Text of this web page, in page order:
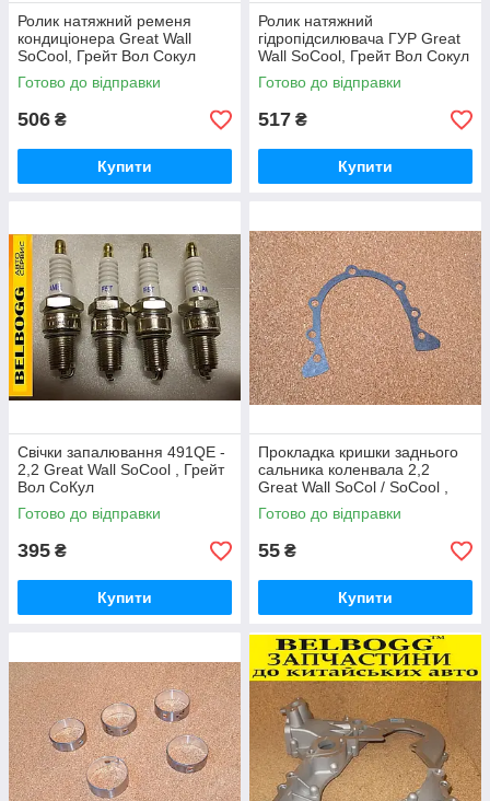
Ролик натяжний ременя
кондиціонера Great Wall
SoCool, Грейт Вол Сокул
Готово до відправки
506 ₴
Купити
Ролик натяжний
гідропідсилювача ГУР Great
Wall SoCool, Грейт Вол Сокул
Готово до відправки
517 ₴
Купити
Свічки запалювання 491QE -
2,2 Great Wall SoCool , Грейт
Вол СоКул
Готово до відправки
395 ₴
Купити
Прокладка кришки заднього
сальника коленвала 2,2
Great Wall SoCol / SoCool ,
Грейт Вол Сокіл
Готово до відправки
55 ₴
Купити